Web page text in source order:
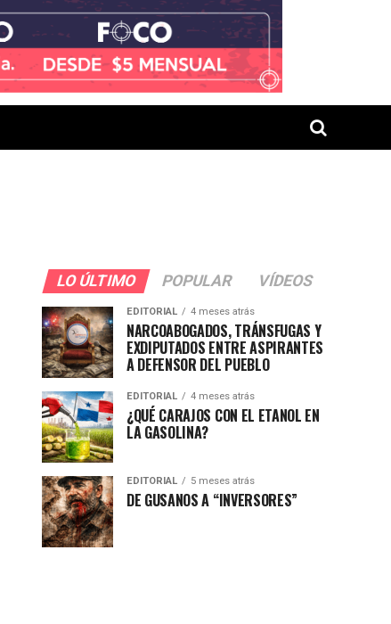
LO ÚLTIMO POPULAR VÍDEOS
EDITORIAL 4 meses atrás
NARCOABOGADOS, TRÁNSFUGAS Y
EXDIPUTADOS ENTRE ASPIRANTES
A DEFENSOR DEL PUEBLO
EDITORIAL 4 meses atrás
¿QUÉ CARAJOS CON EL ETANOL EN
LA GASOLINA?
EDITORIAL 5 meses atrás
DE GUSANOS A “INVERSORES”